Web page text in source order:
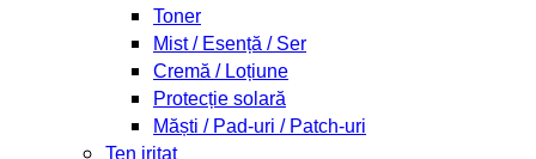
Toner
Mist / Esență / Ser
Cremă / Loțiune
Protecție solară
Măști / Pad-uri / Patch-uri
Ten iritat